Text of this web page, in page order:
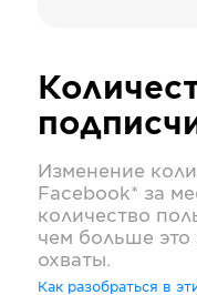
Изменение
Facebook* за
количество
чем больше это
охваты.
Как разобраться в